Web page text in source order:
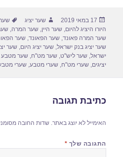
פורסם
בתאריך
17 במאי 2019 מחבר
שער יציג שער
היורו היציג להיום,שער היין,שער המרה,
שער המרה פאונד,שער הפאונד,שער
שער יציג בנק ישראל,שער יציג היום,שער
ישראל,שער ליש"ט,שער מט"ח,שער מטבע
יציגים,שערי מט"ח,שערי מטבע,שערי
כתיבת תגובה
האימייל לא יוצג באתר. שדות החובה
התגובה שלך *